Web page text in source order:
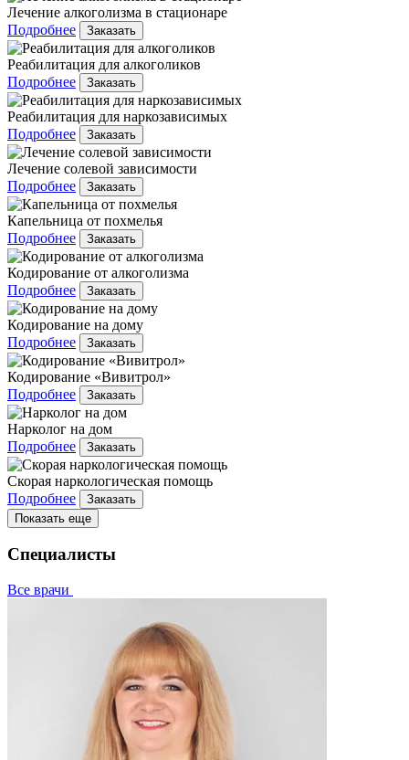
Лечение алкоголизма в стационаре
Подробнее
Заказать
Реабилитация для алкоголиков
Подробнее
Заказать
Реабилитация для наркозависимых
Подробнее
Заказать
Лечение солевой зависимости
Подробнее
Заказать
Капельница от похмелья
Подробнее
Заказать
Кодирование от алкоголизма
Подробнее
Заказать
Кодирование на дому
Подробнее
Заказать
Кодирование «Вивитрол»
Подробнее
Заказать
Нарколог на дом
Подробнее
Заказать
Скорая наркологическая помощь
Подробнее
Заказать
Показать еще
Специалисты
Все врачи